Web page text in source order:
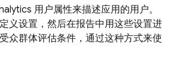
用户属性来描述应用的用户。
义设置，然后在报告中用这些设置进
众群体评估条件，通过这种方式来使